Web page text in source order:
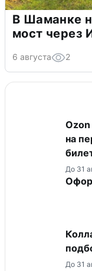
В Шаманке
мост через
6 августа 2
на
До 31
До 31